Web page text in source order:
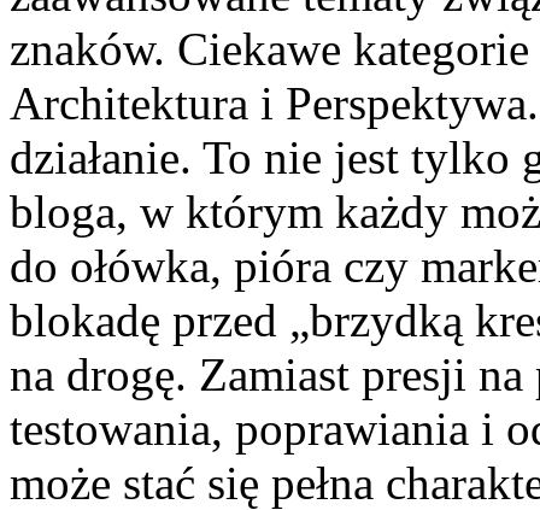
znaków. Ciekawe
Architektura i
działanie. To nie jest
bloga, w którym każdy
do ołówka, pióra czy
blokadę przed „brzydką
na drogę. Zamiast presji
testowania, poprawiania i
może stać się pełna